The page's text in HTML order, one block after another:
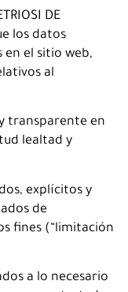
DE
los datos
en el sitio web,
al
transparente en
lealtad y
explícitos y
de
fines (“limitación
a lo necesario